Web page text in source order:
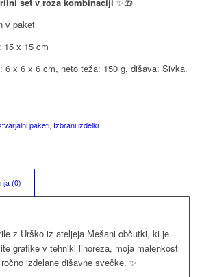
v paket
15 x 15 cm
6 x 6 x 6 cm, neto teža: 150 g, dišava: Sivka.
paketi, Izbrani izdelki
(0)
z Urško iz ateljeja Mešani občutki, ki je
grafike v tehniki linoreza, moja malenkost
izdelane dišavne svečke. ✨